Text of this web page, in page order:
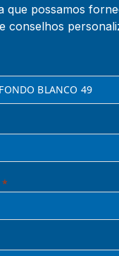
que possamos
conselhos